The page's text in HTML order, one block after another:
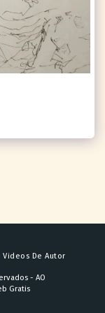
Videos De Autor
- AO
Gratis